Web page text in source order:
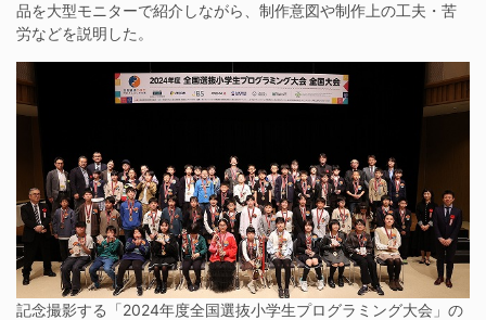
品を大型モニターで紹介しながら、制作意図や制作上の工夫・苦
労などを説明した。
記念撮影する「2024年度全国選抜小学生プログラミング大会」の